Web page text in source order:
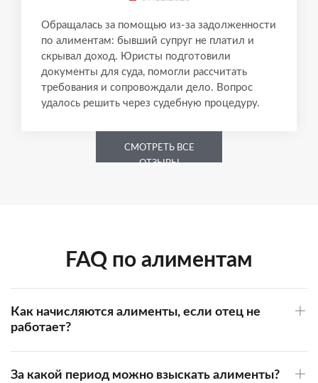
Обращалась за помощью из-за задолженности
по алиментам: бывший супруг не платил и
скрывал доход. Юристы подготовили
документы для суда, помогли рассчитать
требования и сопровождали дело. Вопрос
удалось решить через судебную процедуру.
СМОТРЕТЬ ВСЕ
ОТЗЫВЫ
FAQ по алиментам
Как начисляются алименты, если отец не
работает?
За какой период можно взыскать алименты?